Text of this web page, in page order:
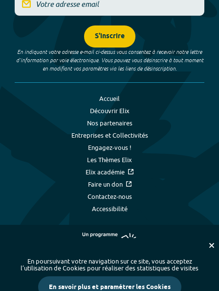
S'inscrire
En indiquant votre adresse e-mail ci-dessus vous consentez à recevoir notre lettre
d’information par voie électronique. Vous pouvez vous désinscrire à tout moment
en modifiant vos paramètres via les liens de désinscription.
Accueil
Découvrir Elix
Nos partenaires
Entreprises et Collectivités
Engagez-vous !
Les Thèmes Elix
Elix académie
Faire un don
Contactez-nous
Accessibilité
Plan du site - Index alphabétique
-
Mentions légales et données personnelles
- Paramétrer les cookies
En poursuivant votre navigation sur ce site, vous acceptez
l’utilisation de Cookies pour réaliser des statistiques de visites
En savoir plus et paramétrer les Cookies